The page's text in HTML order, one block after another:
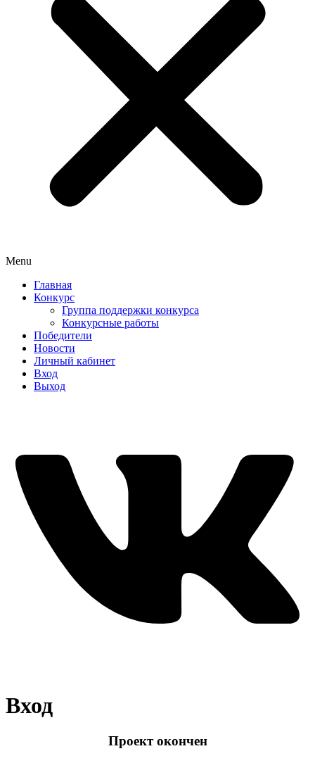
Menu
Главная
Конкурс
Группа поддержки конкурса
Конкурсные работы
Победители
Новости
Личный кабинет
Вход
Выход
Вход
Проект окончен